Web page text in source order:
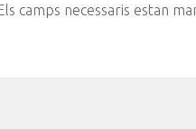
camps necessaris estan